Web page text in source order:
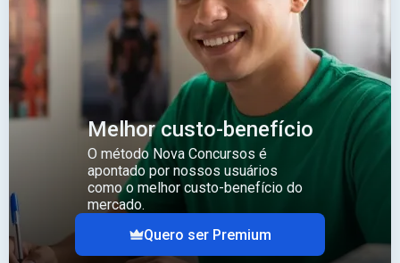
Melhor custo-benefício
O método Nova Concursos é
apontado por nossos usuários
como o melhor custo-benefício do
mercado.
Quero ser Premium